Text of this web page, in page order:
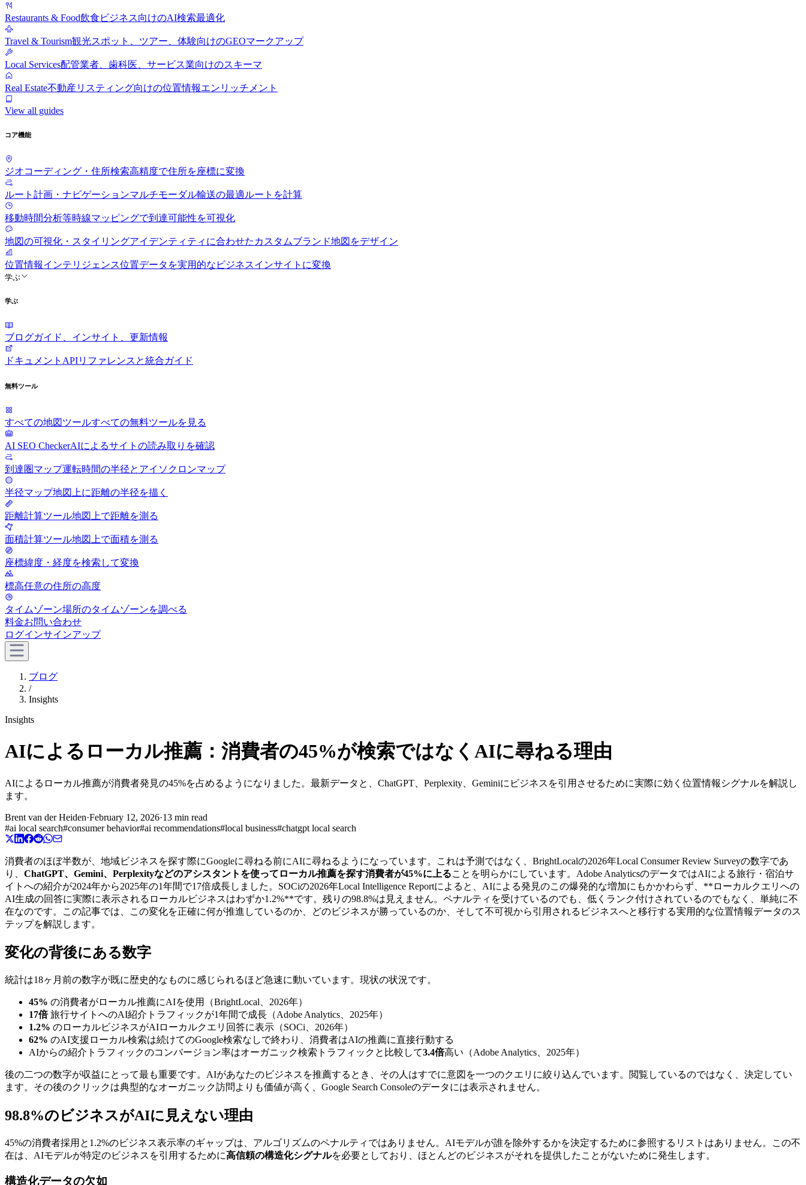
Restaurants & Food飲食ビジネス向けのAI検索最適化
Travel & Tourism観光スポット、ツアー、体験向けのGEOマークアップ
Local Services配管業者、歯科医、サービス業向けのスキーマ
Real Estate不動産リスティング向けの位置情報エンリッチメント
View all guides
コア機能
ジオコーディング・住所検索高精度で住所を座標に変換
ルート計画・ナビゲーションマルチモーダル輸送の最適ルートを計算
移動時間分析等時線マッピングで到達可能性を可視化
地図の可視化・スタイリングアイデンティティに合わせたカスタムブランド地図をデザイン
位置情報インテリジェンス位置データを実用的なビジネスインサイトに変換
学ぶ
学ぶ
ブログガイド、インサイト、更新情報
ドキュメント APIリファレンスと統合ガイド
無料ツール
すべての地図ツールすべての無料ツールを見る
AI SEO CheckerAIによるサイトの読み取りを確認
到達圏マップ運転時間の半径とアイソクロンマップ
半径マップ地図上に距離の半径を描く
距離計算ツール地図上で距離を測る
面積計算ツール地図上で面積を測る
座標緯度・経度を検索して変換
標高任意の住所の高度
タイムゾーン場所のタイムゾーンを調べる
料金お問い合わせ
ログインサインアップ
ブログ
/
Insights
Insights
AIによるローカル推薦：消費者の45%が検索ではなくAIに尋ねる理由
AIによるローカル推薦が消費者発見の45%を占めるようになりました。最新データと、ChatGPT、Perplexity、Geminiにビジネスを引用させるために実際に効く位置情報シグナルを解説し
ます。
Brent van der Heiden·February 12, 2026·13 min read
#ai local search#consumer behavior#ai recommendations#local business#chatgpt local search
消費者のほぼ半数が、地域ビジネスを探す際にGoogleに尋ねる前にAIに尋ねるようになっています。これは予測ではなく、BrightLocalの2026年Local Consumer Review Surveyの数字であ
り、 ChatGPT、Gemini、Perplexityなどのアシスタントを使ってローカル推薦を探す消費者が45%に上ることを明らかにしています。Adobe AnalyticsのデータではAIによる旅行・宿泊サ
イトへの紹介が2024年から2025年の1年間で17倍成長しました。SOCiの2026年Local Intelligence Reportによると、AIによる発見のこの爆発的な増加にもかかわらず、**ローカルクエリへの
AI生成の回答に実際に表示されるローカルビジネスはわずか1.2%**です。残りの98.8%は見えません。ペナルティを受けているのでも、低くランク付けされているのでもなく、単純に不
在なのです。この記事では、この変化を正確に何が推進しているのか、どのビジネスが勝っているのか、そして不可視から引用されるビジネスへと移行する実用的な位置情報データのス
テップを解説します。
変化の背後にある数字
統計は18ヶ月前の数字が既に歴史的なものに感じられるほど急速に動いています。現状の状況です。
45% の消費者がローカル推薦にAIを使用（BrightLocal、2026年）
17倍旅行サイトへのAI紹介トラフィックが1年間で成長（Adobe Analytics、2025年）
1.2% のローカルビジネスがAIローカルクエリ回答に表示（SOCi、2026年）
62% のAI支援ローカル検索は続けてのGoogle検索なしで終わり、消費者はAIの推薦に直接行動する
AIからの紹介トラフィックのコンバージョン率はオーガニック検索トラフィックと比較して3.4倍高い（Adobe Analytics、2025年）
後の二つの数字が収益にとって最も重要です。AIがあなたのビジネスを推薦するとき、その人はすでに意図を一つのクエリに絞り込んでいます。閲覧しているのではなく、決定してい
ます。その後のクリックは典型的なオーガニック訪問よりも価値が高く、Google Search Consoleのデータには表示されません。
98.8%のビジネスがAIに見えない理由
45%の消費者採用と1.2%のビジネス表示率のギャップは、アルゴリズムのペナルティではありません。AIモデルが誰を除外するかを決定するために参照するリストはありません。この不
在は、AIモデルが特定のビジネスを引用するために高信頼の構造化シグナルを必要としており、ほとんどのビジネスがそれを提供したことがないために発生します。
構造化データの欠如